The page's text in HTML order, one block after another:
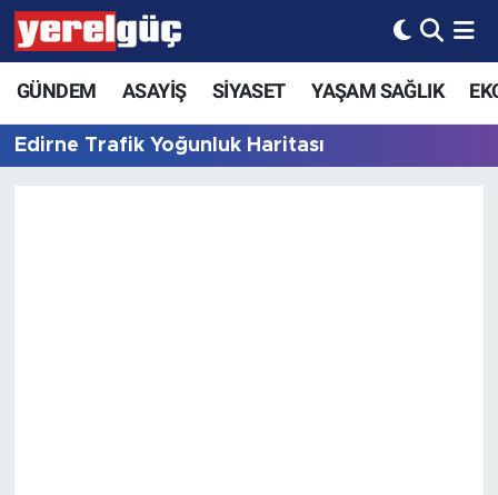
GÜNDEM ASAYİŞ SİYASET YAŞAM SAĞLIK
Edirne Trafik Yoğunluk Haritası